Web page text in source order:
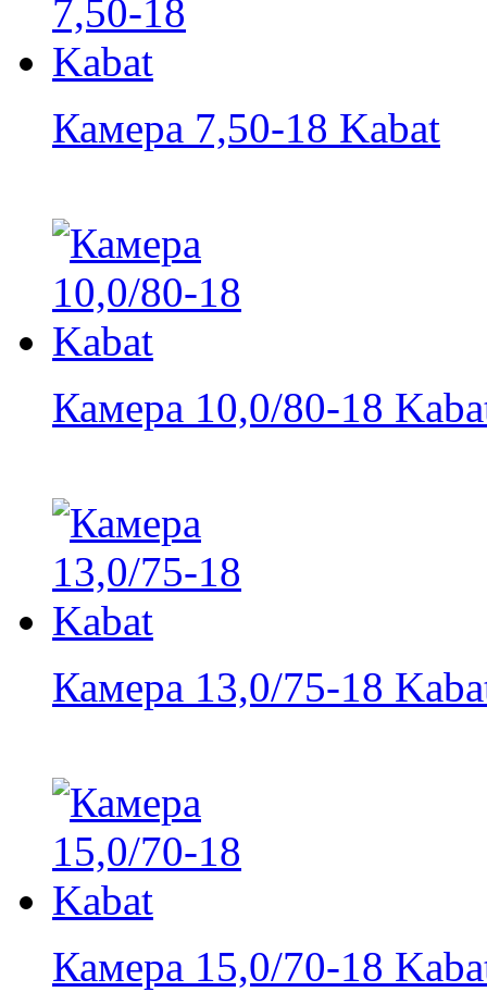
Камера 7,50-18 Kabat
Камера 10,0/80-18
Камера 13,0/75-18
Камера 15,0/70-18